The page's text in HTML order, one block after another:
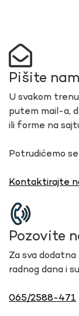
Pišite nam
U svakom
putem mail-a,
ili forme na
Potrudićemo
Kontaktirajte
Pozovite
Za sva
radnog dana i
065/2588-471